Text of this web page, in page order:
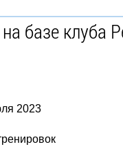
базе клуба
2023